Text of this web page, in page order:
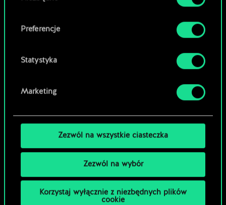
Preferencje
Statystyka
Marketing
Zezwól na wszystkie ciasteczka
Zezwól na wybór
Korzystaj wyłącznie z niezbędnych plików
cookie